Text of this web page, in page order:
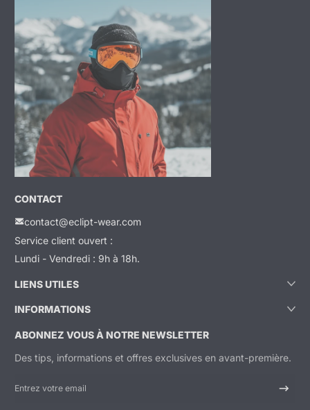
CONTACT
contact@eclipt-wear.com
Service client ouvert :
Lundi - Vendredi : 9h à 18h.
LIENS UTILES
INFORMATIONS
ABONNEZ VOUS À NOTRE NEWSLETTER
Des tips, informations et offres exclusives en avant-première.
Entrez votre email